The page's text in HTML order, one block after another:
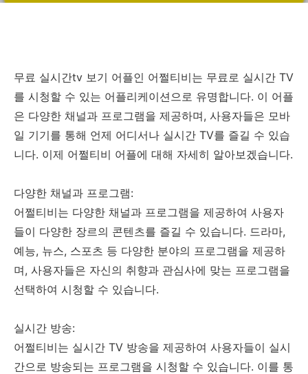
무료 실시간tv 보기 어플인 어쩔티비는 무료로 실시간 TV
를 시청할 수 있는 어플리케이션으로 유명합니다. 이 어플
은 다양한 채널과 프로그램을 제공하며, 사용자들은 모바
일 기기를 통해 언제 어디서나 실시간 TV를 즐길 수 있습
니다. 이제 어쩔티비 어플에 대해 자세히 알아보겠습니다.
다양한 채널과 프로그램:
어쩔티비는 다양한 채널과 프로그램을 제공하여 사용자
들이 다양한 장르의 콘텐츠를 즐길 수 있습니다. 드라마,
예능, 뉴스, 스포츠 등 다양한 분야의 프로그램을 제공하
며, 사용자들은 자신의 취향과 관심사에 맞는 프로그램을
선택하여 시청할 수 있습니다.
실시간 방송:
어쩔티비는 실시간 TV 방송을 제공하여 사용자들이 실시
간으로 방송되는 프로그램을 시청할 수 있습니다. 이를 통